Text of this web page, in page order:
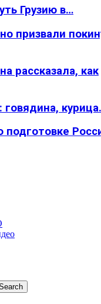
Грузию в…
призвали
рассказала, как
подготовке